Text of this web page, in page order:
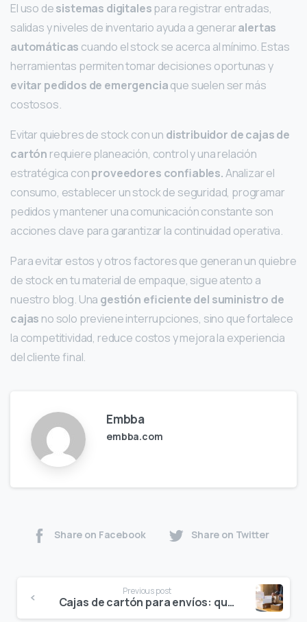
El uso desistemas digitalespara registrar entradas,
salidas y niveles de inventario ayuda a generaralertas
automáticas cuando el stock se acerca al mínimo. Estas
herramientas permiten tomar decisiones oportunas y
evitar pedidos de emergenciaque suelen ser más
costosos.
Evitar quiebres de stock con un distribuidor de cajas de
cartón requiere planeación, control y una relación
estratégica conproveedores confiables.Analizar el
consumo, establecer un stock de seguridad, programar
pedidos y mantener una comunicación constante son
acciones clave para garantizar la continuidad operativa.
Para evitar estos y otros factores que generan un quiebre
de stock en tu material de empaque, sigue atento a
nuestro blog. Una gestión eficiente del suministro de
cajas no solo previene interrupciones, sino que fortalece
la competitividad, reduce costos y mejora la experiencia
del cliente final.
Embba
embba.com
Share on Facebook Share on Twitter
Reading
Previous post
Cajas de cartón para envíos: qué características garantizan mayor protección